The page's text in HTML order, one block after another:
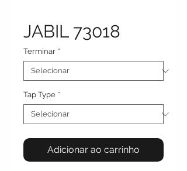
JABIL 73018
Terminar *
Tap Type *
Adicionar ao carrinho